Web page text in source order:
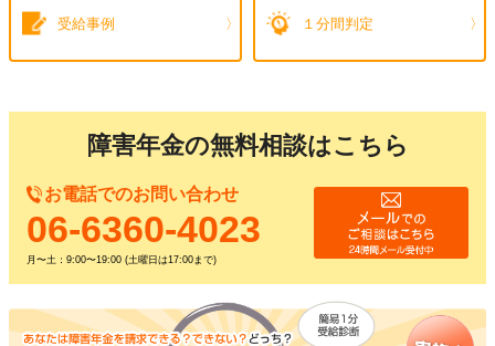
受給事例 １分間判定
障害年金の無料相談はこちら
お電話でのお問い合わせ
06-6360-4023
月〜土：9:00〜19:00 (土曜日は17:00まで)